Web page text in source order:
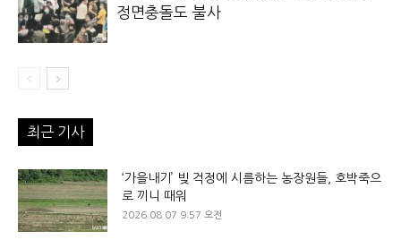
정면충돌도 불사
최근 기사
‘가을내기’ 빚 걱정에 시름하는 농장원들, 호박죽으
로 끼니 때워
2026.08.07 9:57 오전